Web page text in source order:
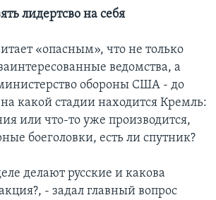
лидертсво на себя
«опасным», что не только
ведомства, а
обороны США - до
какой стадии находится Кремль:
или что-то уже производится,
боеголовки, есть ли спутник?
делают русские и какова
- задал главный вопрос